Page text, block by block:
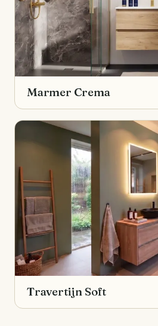
Marmer Crema
Travertijn Soft